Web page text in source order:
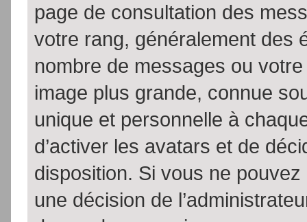
page de consultation des
votre rang, généralement des
nombre de messages ou
image plus grande, connue
unique et personnelle à
d’activer les avatars et de
disposition. Si vous ne pouvez
une décision de